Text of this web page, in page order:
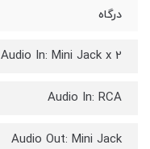
درگاه
Audio In: Mini Jack x 2
Audio In: RCA
Audio Out: Mini Jack